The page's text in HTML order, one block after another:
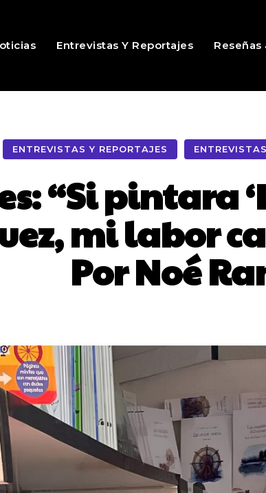
Entrevistas Y Reportajes Reseñas
ENTREVISTAS Y REPORTAJES
“Si pintara
mi labor
Por Noé